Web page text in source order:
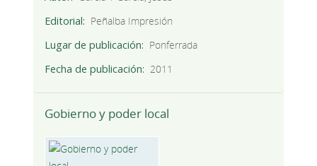
Editorial
Peñalba Impresión
Lugar de publicación
Ponferrada
Fecha de publicación
2011
Gobierno y poder local